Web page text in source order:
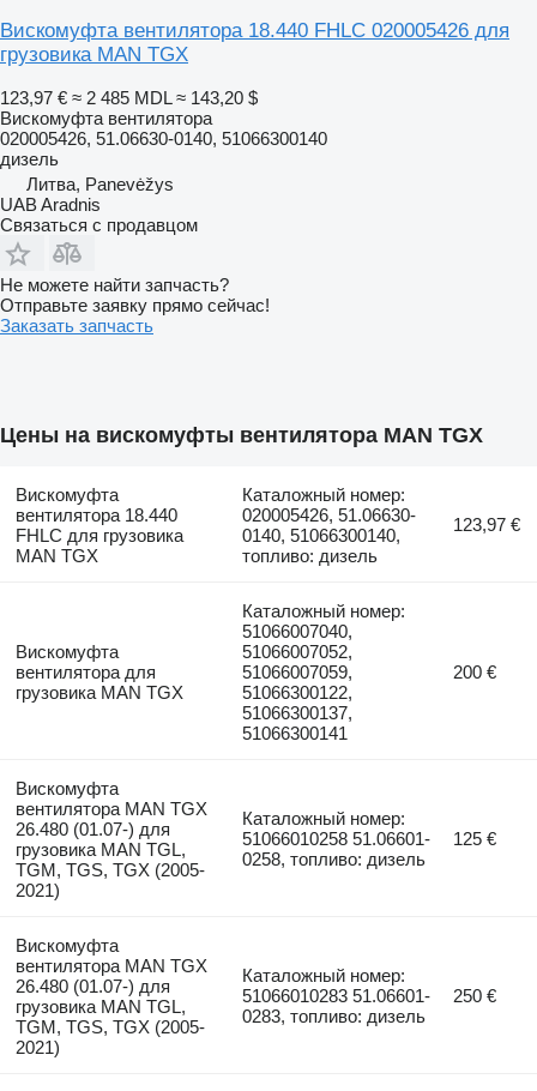
Вискомуфта вентилятора 18.440 FHLC 020005426 для
грузовика MAN TGX
123,97 € ≈ 2 485 MDL ≈ 143,20 $
Вискомуфта вентилятора
020005426, 51.06630-0140, 51066300140
дизель
Литва, Panevėžys
UAB Aradnis
Связаться с продавцом
Не можете найти запчасть?
Отправьте заявку прямо сейчас!
Заказать запчасть
Цены на вискомуфты вентилятора MAN TGX
Вискомуфта
вентилятора 18.440
FHLC для грузовика
MAN TGX
Каталожный номер:
020005426, 51.06630-
0140, 51066300140,
топливо: дизель
123,97 €
Вискомуфта
вентилятора для
грузовика MAN TGX
Каталожный номер:
51066007040,
51066007052,
51066007059,
51066300122,
51066300137,
51066300141
200 €
Вискомуфта
вентилятора MAN TGX
26.480 (01.07-) для
грузовика MAN TGL,
TGM, TGS, TGX (2005-
2021)
Каталожный номер:
51066010258 51.06601-
0258, топливо: дизель
125 €
Вискомуфта
вентилятора MAN TGX
26.480 (01.07-) для
грузовика MAN TGL,
TGM, TGS, TGX (2005-
2021)
Каталожный номер:
51066010283 51.06601-
0283, топливо: дизель
250 €